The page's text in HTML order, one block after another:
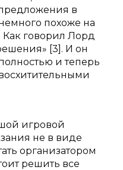
предложения в
похоже на
Как говорил Лорд
[3]. И он
и теперь
игровой
не в виде
организатором
решить все